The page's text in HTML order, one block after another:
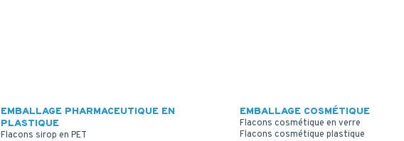
EMBALLAGE PHARMACEUTIQUE EN
PLASTIQUE
Flacons sirop en PET
EMBALLAGE COSMÉTIQUE
Flacons cosmétique en verre
Flacons cosmétique plastique